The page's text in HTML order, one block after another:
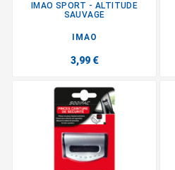
IMAO SPORT - ALTITUDE
SAUVAGE
IMAO
3,99 €